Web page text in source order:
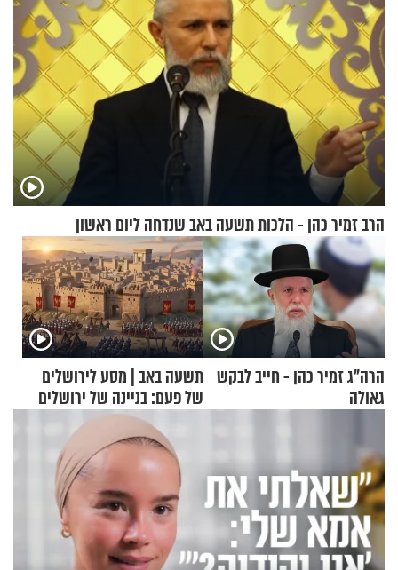
הרב זמיר כהן - הלכות תשעה באב שנדחה ליום ראשון
הרה"ג זמיר כהן - חייב לבקש
גאולה
תשעה באב | מסע לירושלים
של פעם: בניינה של ירושלים